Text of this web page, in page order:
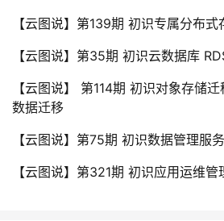
【云图说】第139期 初识专属分布式
【云图说】第35期 初识云数据库
【云图说】 第114期 初识对象存储迁移服务，轻松实现对象
数据迁移
【云图说】第75期 初识数据管理服
【云图说】第321期 初识应用运维管